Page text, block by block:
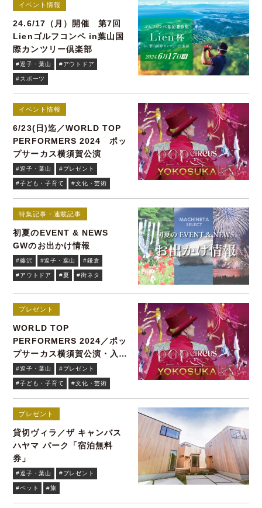
イベント情報
24.6/17（月）開催 第7回
Lienゴルフコンペ in葉山国
際カンツリー倶楽部
#逗子・葉山 #アウトドア
#スポーツ
イベント情報
6/23(日)迄／WORLD TOP
PERFORMERS 2024 ポッ
プサーカス横須賀公演
#逗子・葉山 #プレゼント
#子ども・子育て #文化・芸術
特集記事・連載記事
初夏のEVENT & NEWS
GWのお出かけ情報
#藤沢 #逗子・葉山 #鎌倉
#アウトドア #夏 #街ネタ
プレゼント
WORLD TOP
PERFORMERS 2024／ポッ
プサーカス横須賀公演・入場
チケット
#逗子・葉山 #プレゼント
#子ども・子育て #文化・芸術
プレゼント
貸切ヴィラ／ザ キャンバス
ハヤマ パーク「宿泊無料
券」
#逗子・葉山 #プレゼント
#ペット #旅